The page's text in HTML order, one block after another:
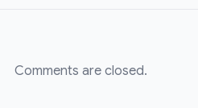
Comments are closed.